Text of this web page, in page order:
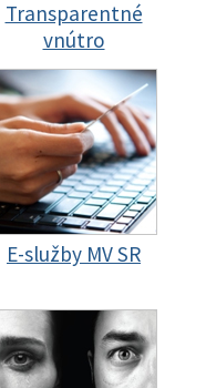
Transparentné
vnútro
E-služby MV SR